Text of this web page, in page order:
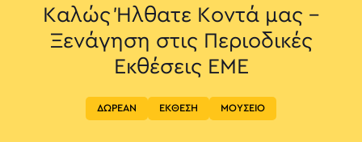
Καλώς Ήλθατε Κοντά μας –
Ξενάγηση στις Περιοδικές
Εκθέσεις ΕΜΕ
ΔΩΡΕΑΝ ΕΚΘΕΣΗ ΜΟΥΣΕΙΟ